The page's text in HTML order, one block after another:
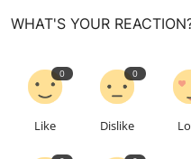
WHAT'S YOUR
0
Like
0
Dislike